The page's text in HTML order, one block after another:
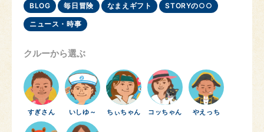
BLOG 毎日冒険 なまえギフト STORYの○○
ニュース・時事
クルーから選ぶ
すぎさん いしゆ～ ちぃちゃん コッちゃん やえっち